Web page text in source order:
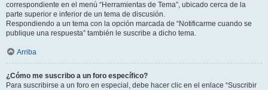
correspondiente en el menú “Herramientas de Tema”, ubicado cerca de la
parte superior e inferior de un tema de discusión.
Respondiendo a un tema con la opción marcada de “Notificarme cuando se
publique una respuesta” también le suscribe a dicho tema.
Arriba
¿Cómo me suscribo a un foro específico?
Para suscribirse a un foro en especial, debe hacer clic en el enlace “Suscribir